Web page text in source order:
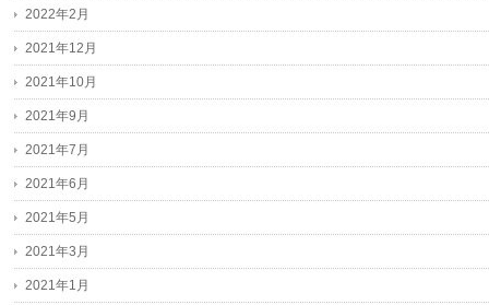
2022年2月
2021年12月
2021年10月
2021年9月
2021年7月
2021年6月
2021年5月
2021年3月
2021年1月